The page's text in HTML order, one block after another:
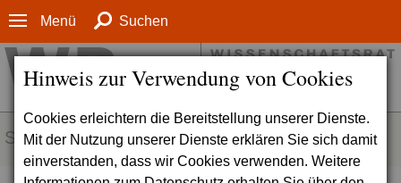
Hinweis zur Verwendung von Cookies
Cookies erleichtern die Bereitstellung unserer Dienste.
Mit der Nutzung unserer Dienste erklären Sie sich damit
einverstanden, dass wir Cookies verwenden. Weitere
Menü Suchen
SERVICE